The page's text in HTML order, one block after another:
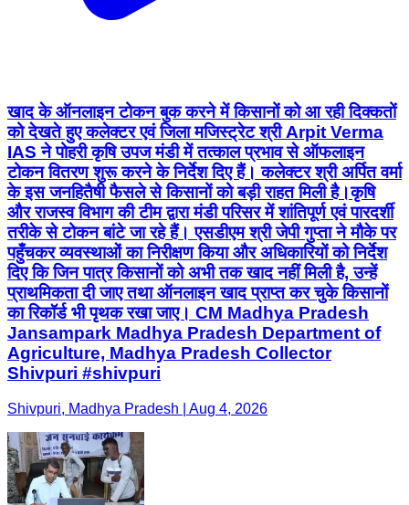
खाद के ऑनलाइन टोकन बुक करने में किसानों को आ रही दिक्कतों
को देखते हुए कलेक्टर एवं जिला मजिस्ट्रेट श्री Arpit Verma
IAS ने पोहरी कृषि उपज मंडी में तत्काल प्रभाव से ऑफलाइन
टोकन वितरण शुरू करने के निर्देश दिए हैं। कलेक्टर श्री अर्पित वर्मा
के इस जनहितैषी फैसले से किसानों को बड़ी राहत मिली है। ​कृषि
और राजस्व विभाग की टीम द्वारा मंडी परिसर में शांतिपूर्ण एवं पारदर्शी
तरीके से टोकन बांटे जा रहे हैं। एसडीएम श्री जेपी गुप्ता ने मौके पर
पहुँचकर व्यवस्थाओं का निरीक्षण किया और अधिकारियों को निर्देश
दिए कि जिन पात्र किसानों को अभी तक खाद नहीं मिली है, उन्हें
प्राथमिकता दी जाए तथा ऑनलाइन खाद प्राप्त कर चुके किसानों
का रिकॉर्ड भी पृथक रखा जाए। CM Madhya Pradesh
Jansampark Madhya Pradesh Department of
Agriculture, Madhya Pradesh Collector
Shivpuri #shivpuri
Shivpuri, Madhya Pradesh | Aug 4, 2026